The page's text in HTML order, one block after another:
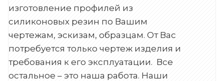
изготовление профилей из
силиконовых резин по Вашим
чертежам, эскизам, образцам. От Вас
потребуется только чертеж изделия и
требования к его эксплуатации. Все
остальное – это наша работа. Наши